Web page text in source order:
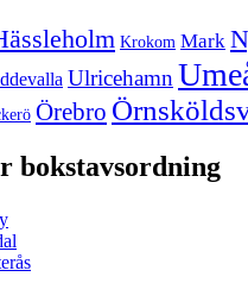
Krokom Mark
Ulricehamn
Örebro
bokstavsordning